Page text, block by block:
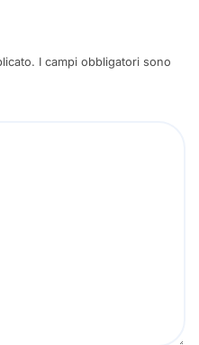
I campi obbligatori sono